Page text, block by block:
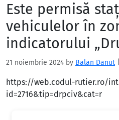
Este permisă
vehiculelor în
indicatorului
21 noiembrie 2024 by Balan Danut
https://web.codul-rutier.ro/
id=2716&tip=drpciv&cat=r